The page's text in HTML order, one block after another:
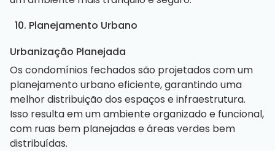
10. Planejamento Urbano
Urbanização Planejada
Os condomínios fechados são projetados com um
planejamento urbano eficiente, garantindo uma
melhor distribuição dos espaços e infraestrutura.
Isso resulta em um ambiente organizado e funcional,
com ruas bem planejadas e áreas verdes bem
distribuídas.